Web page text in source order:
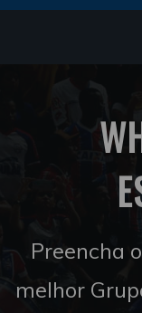
Preencha
melhor